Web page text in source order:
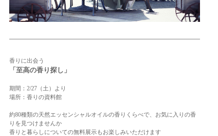
香りに出会う
「至高の香り探し」
期間：2/27（土）より
場所：香りの資料館
約80種類の天然エッセンシャルオイルの香りくらべで、お気に入りの香
りを見つけませんか
香りと暮らしについての無料展示もお楽しみいただけます